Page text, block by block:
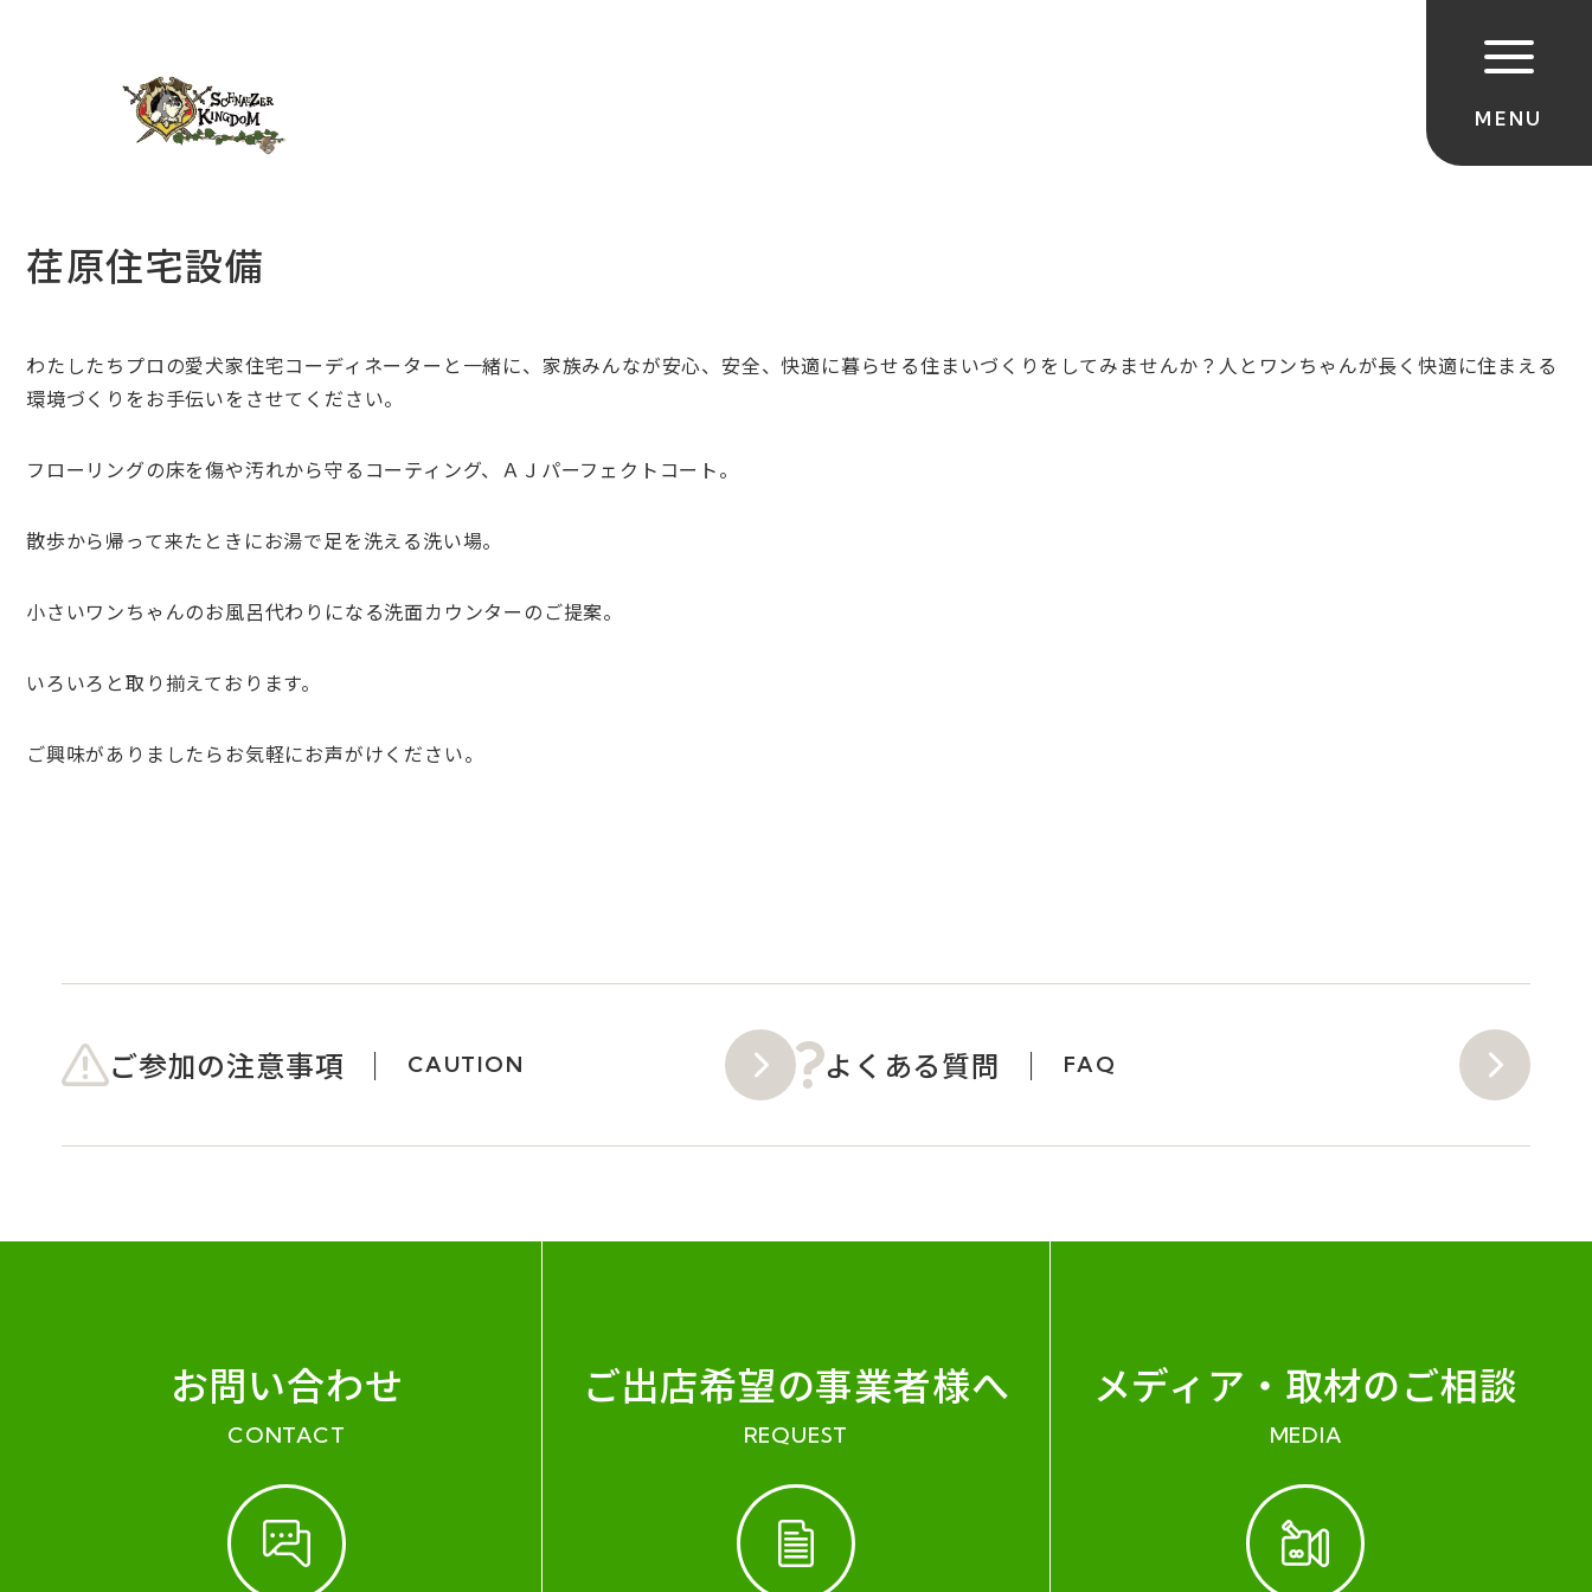
荏原住宅設備
わたしたちプロの愛犬家住宅コーディネーターと一緒に、家族みんなが安心、安全、快適に暮らせる住まいづくりをしてみませんか？人とワンちゃんが長く快適に住まえる
環境づくりをお手伝いをさせてください。
フローリングの床を傷や汚れから守るコーティング、ＡＪパーフェクトコート。
散歩から帰って来たときにお湯で足を洗える洗い場。
小さいワンちゃんのお風呂代わりになる洗面カウンターのご提案。
いろいろと取り揃えております。
ご興味がありましたらお気軽にお声がけください。
ご参加の注意事項 CAUTION よくある質問 FAQ
お問い合わせ
CONTACT
ご出店希望の事業者様へ
REQUEST
メディア・ 取材のご相談
MEDIA